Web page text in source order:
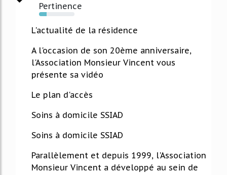
Pertinence
21%
L'actualité de la résidence
A l'occasion de son 20ème anniversaire,
l'Association Monsieur Vincent vous
présente sa vidéo
Le plan d'accès
Soins à domicile SSIAD
Soins à domicile SSIAD
Parallèlement et depuis 1999, l'Association
Monsieur Vincent a développé au sein de